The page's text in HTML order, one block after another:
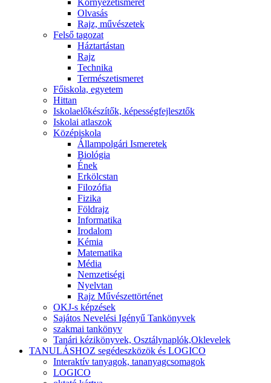
Környezetismeret
Olvasás
Rajz, művészetek
Felső tagozat
Háztartástan
Rajz
Technika
Természetismeret
Főiskola, egyetem
Hittan
Iskolaelőkészítők, képességfejlesztők
Iskolai atlaszok
Középiskola
Állampolgári Ismeretek
Biológia
Ének
Erkölcstan
Filozófia
Fizika
Földrajz
Informatika
Irodalom
Kémia
Matematika
Média
Nemzetiségi
Nyelvtan
Rajz Művészettörténet
OKJ-s képzések
Sajátos Nevelési Igényű Tankönyvek
szakmai tankönyv
Tanári kézikönyvek, Osztálynaplók,Oklevelek
TANULÁSHOZ segédeszközök és LOGICO
Interaktív tanyagok, tananyagcsomagok
LOGICO